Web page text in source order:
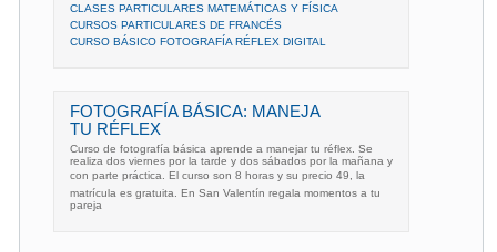
CLASES PARTICULARES MATEMÁTICAS Y FÍSICA
CURSOS PARTICULARES DE FRANCÉS
CURSO BÁSICO FOTOGRAFÍA RÉFLEX DIGITAL
FOTOGRAFÍA BÁSICA: MANEJA
TU RÉFLEX
Curso de fotografía básica aprende a manejar tu réflex. Se
realiza dos viernes por la tarde y dos sábados por la mañana y
con parte práctica. El curso son 8 horas y su precio 49, la
matrícula es gratuita. En San Valentín regala momentos a tu
pareja